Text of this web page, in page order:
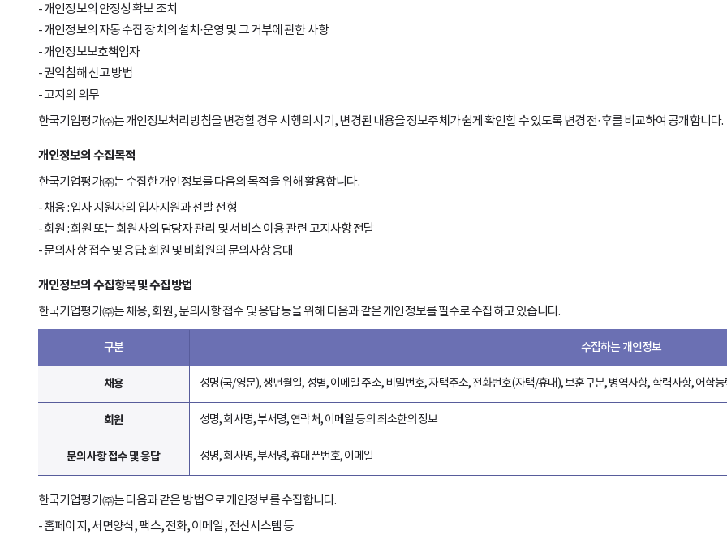
개인정보의 안정성 확보 조치
개인정보의 자동 수집 장치의 설치·운영 및 그 거부에 관한 사항
개인정보보호책임자
권익침해 신고 방법
고지의 의무
한국기업평가㈜는 개인정보처리방침을 변경할 경우 시행의 시기, 변경된 내용을 정보주체가 쉽게 확인할 수 있도록 변경 전·후를 비교하여 공개합니다.
개인정보의 수집목적
한국기업평가㈜는 수집한 개인정보를 다음의 목적을 위해 활용합니다.
채용 : 입사 지원자의 입사지원과 선발 전형
회원 : 회원 또는 회원사의 담당자 관리 및 서비스 이용 관련 고지사항 전달
문의사항 접수 및 응답: 회원 및 비회원의 문의사항 응대
개인정보의 수집항목 및 수집방법
한국기업평가㈜는 채용, 회원, 문의사항 접수 및 응답 등을 위해 다음과 같은 개인정보를 필수로 수집하고 있습니다.
구분 수집하는 개인정보
채용 성명(국/영문), 생년월일, 성별, 이메일 주소, 비밀번호, 자택주소, 전화번호(자택/휴대), 보훈구분, 병역사항, 학력사항, 어학
회원 성명, 회사명, 부서명, 연락처, 이메일 등의 최소한의 정보
문의사항 접수 및 응답 성명, 회사명, 부서명, 휴대폰번호, 이메일
한국기업평가㈜는 다음과 같은 방법으로 개인정보를 수집합니다.
홈페이지, 서면양식, 팩스, 전화, 이메일, 전산시스템 등